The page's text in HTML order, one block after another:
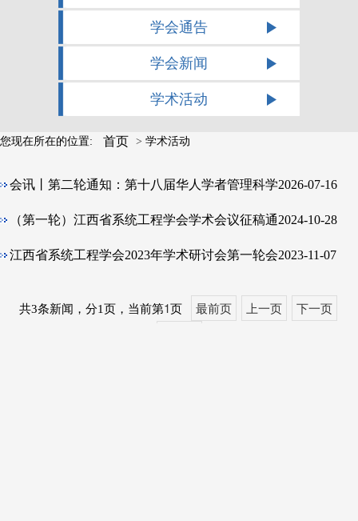
学会通告
学会新闻
学术活动
您现在所在的位置: 首页 > 学术活动
会讯丨第二轮通知：第十八届华人学者管理科学2026-07-16
（第一轮）江西省系统工程学会学术会议征稿通2024-10-28
江西省系统工程学会2023年学术研讨会第一轮会2023-11-07
共3条新闻，分1页，当前第1页 最前页 上一页
下一页